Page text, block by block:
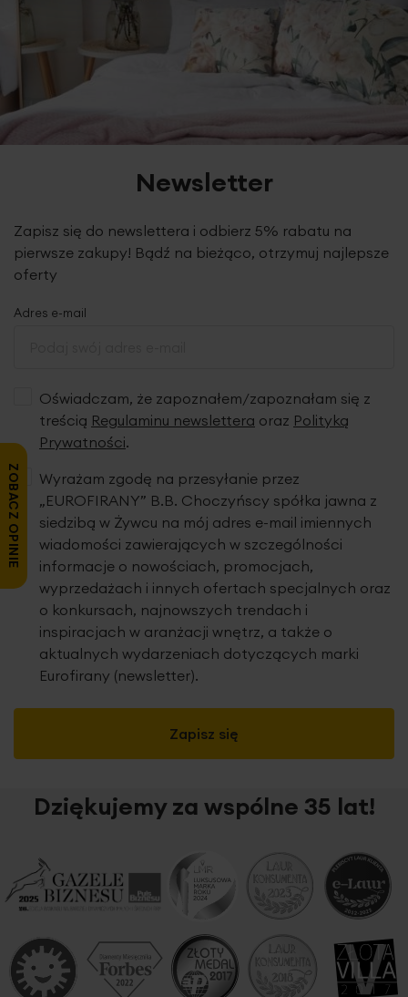
się ich puszystość i chłonność.
Newsletter
Zapisz się do newslettera i odbierz 5% rabatu na
pierwsze zakupy! Bądź na bieżąco, otrzymuj najlepsze
oferty
Adres e-mail
Oświadczam, że zapoznałem/zapoznałam się z
treścią Regulaminu newslettera oraz Polityką
Prywatności.
Zapisz się
Wyrażam zgodę na przesyłanie przez
„EUROFIRANY” B.B. Choczyńscy spółka jawna z
siedzibą w Żywcu na mój adres e-mail imiennych
wiadomości zawierających w szczególności
informacje o nowościach, promocjach,
wyprzedażach i innych ofertach specjalnych oraz
o konkursach, najnowszych trendach i
inspiracjach w aranżacji wnętrz, a także o
aktualnych wydarzeniach dotyczących marki
Eurofirany (newsletter).
Dziękujemy za wspólne 35 lat!
ZOBACZ OPINIE